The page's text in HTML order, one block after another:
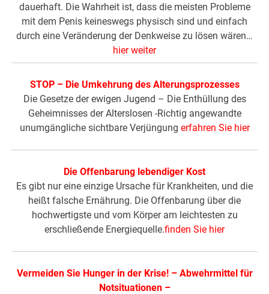
dauerhaft. Die Wahrheit ist, dass die meisten Probleme
mit dem Penis keineswegs physisch sind und einfach
durch eine Veränderung der Denkweise zu lösen wären…
hier weiter
STOP – Die Umkehrung des Alterungsprozesses
Die Gesetze der ewigen Jugend – Die Enthüllung des
Geheimnisses der Alterslosen -Richtig angewandte
unumgängliche sichtbare Verjüngung erfahren Sie hier
Die Offenbarung lebendiger Kost
Es gibt nur eine einzige Ursache für Krankheiten, und die
heißt falsche Ernährung. Die Offenbarung über die
hochwertigste und vom Körper am leichtesten zu
erschließende Energiequelle.finden Sie hier
Vermeiden Sie Hunger in der Krise!– Abwehrmittel für
Notsituationen–